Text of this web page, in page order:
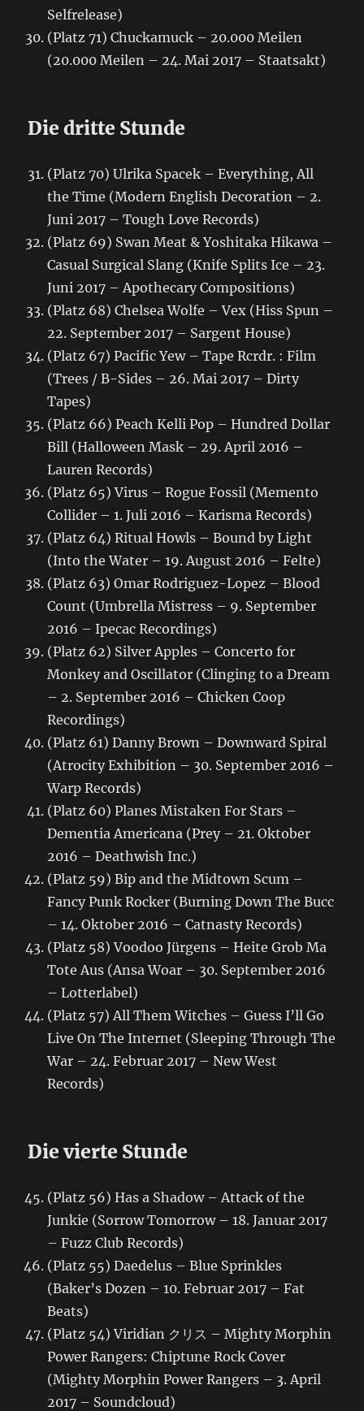
Selfrelease)
(Platz 71) Chuckamuck – 20.000 Meilen
(20.000 Meilen – 24. Mai 2017 – Staatsakt)
Die dritte Stunde
(Platz 70) Ulrika Spacek – Everything, All
the Time (Modern English Decoration – 2.
Juni 2017 – Tough Love Records)
(Platz 69) Swan Meat & Yoshitaka Hikawa –
Casual Surgical Slang (Knife Splits Ice – 23.
Juni 2017 – Apothecary Compositions)
(Platz 68) Chelsea Wolfe – Vex (Hiss Spun –
22. September 2017 – Sargent House)
(Platz 67) Pacific Yew – Tape Rcrdr. : Film
(Trees / B-Sides – 26. Mai 2017 – Dirty
Tapes)
(Platz 66) Peach Kelli Pop – Hundred Dollar
Bill (Halloween Mask – 29. April 2016 –
Lauren Records)
(Platz 65) Virus – Rogue Fossil (Memento
Collider – 1. Juli 2016 – Karisma Records)
(Platz 64) Ritual Howls – Bound by Light
(Into the Water – 19. August 2016 – Felte)
(Platz 63) Omar Rodriguez-Lopez – Blood
Count (Umbrella Mistress – 9. September
2016 – Ipecac Recordings)
(Platz 62) Silver Apples – Concerto for
Monkey and Oscillator (Clinging to a Dream
– 2. September 2016 – Chicken Coop
Recordings)
(Platz 61) Danny Brown – Downward Spiral
(Atrocity Exhibition – 30. September 2016 –
Warp Records)
(Platz 60) Planes Mistaken For Stars –
Dementia Americana (Prey – 21. Oktober
2016 – Deathwish Inc.)
(Platz 59) Bip and the Midtown Scum –
Fancy Punk Rocker (Burning Down The Bucc
– 14. Oktober 2016 – Catnasty Records)
(Platz 58) Voodoo Jürgens – Heite Grob Ma
Tote Aus (Ansa Woar – 30. September 2016
– Lotterlabel)
(Platz 57) All Them Witches – Guess I’ll Go
Live On The Internet (Sleeping Through The
War – 24. Februar 2017 – New West
Records)
Die vierte Stunde
(Platz 56) Has a Shadow – Attack of the
Junkie (Sorrow Tomorrow – 18. Januar 2017
– Fuzz Club Records)
(Platz 55) Daedelus – Blue Sprinkles
(Baker’s Dozen – 10. Februar 2017 – Fat
Beats)
(Platz 54) Viridian クリス – Mighty Morphin
Power Rangers: Chiptune Rock Cover
(Mighty Morphin Power Rangers – 3. April
2017 – Soundcloud)